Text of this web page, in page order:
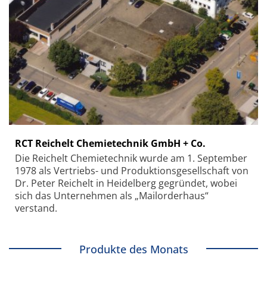
RCT Reichelt Chemietechnik GmbH + Co.
Die Reichelt Chemietechnik wurde am 1. September
1978 als Vertriebs- und Produktionsgesellschaft von
Dr. Peter Reichelt in Heidelberg gegründet, wobei
sich das Unternehmen als „Mailorderhaus“
verstand.
Produkte des Monats